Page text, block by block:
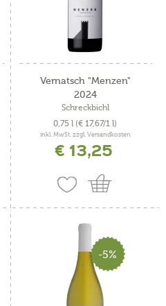
Vernatsch "Menzen"
2024
Schreckbichl
0,75 l (€ 17,67/1 l)
inkl. MwSt. zzgl. Versandkosten
€ 13,25
-5%